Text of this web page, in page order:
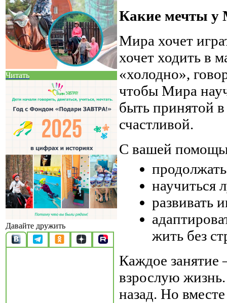
Читать
Давайте дружить
Какие мечты
Мира хочет
хочет ходить в
«холодно»,
чтобы Мира
быть принятой
счастливой.
С вашей
научиться
развивать
жить без
Каждое
взрослую
назад. Но